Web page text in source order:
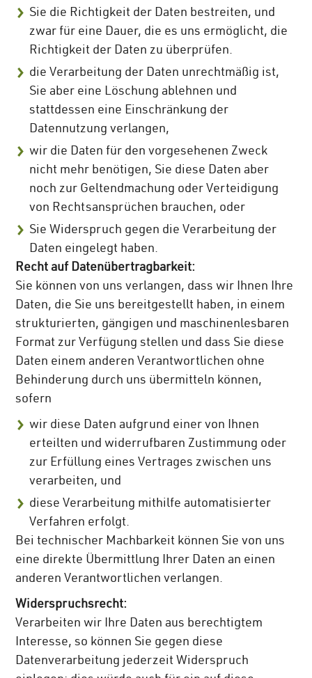
Sie die Richtigkeit der Daten bestreiten, und
zwar für eine Dauer, die es uns ermöglicht, die
Richtigkeit der Daten zu überprüfen.
die Verarbeitung der Daten unrechtmäßig ist,
Sie aber eine Löschung ablehnen und
stattdessen eine Einschränkung der
Datennutzung verlangen,
wir die Daten für den vorgesehenen Zweck
nicht mehr benötigen, Sie diese Daten aber
noch zur Geltendmachung oder Verteidigung
von Rechtsansprüchen brauchen, oder
Sie Widerspruch gegen die Verarbeitung der
Daten eingelegt haben.
Recht auf Datenübertragbarkeit:
Sie können von uns verlangen, dass wir Ihnen Ihre
Daten, die Sie uns bereitgestellt haben, in einem
strukturierten, gängigen und maschinenlesbaren
Format zur Verfügung stellen und dass Sie diese
Daten einem anderen Verantwortlichen ohne
Behinderung durch uns übermitteln können,
sofern
wir diese Daten aufgrund einer von Ihnen
erteilten und widerrufbaren Zustimmung oder
zur Erfüllung eines Vertrages zwischen uns
verarbeiten, und
diese Verarbeitung mithilfe automatisierter
Verfahren erfolgt.
Bei technischer Machbarkeit können Sie von uns
eine direkte Übermittlung Ihrer Daten an einen
anderen Verantwortlichen verlangen.
Widerspruchsrecht:
Verarbeiten wir Ihre Daten aus berechtigtem
Interesse, so können Sie gegen diese
Datenverarbeitung jederzeit Widerspruch